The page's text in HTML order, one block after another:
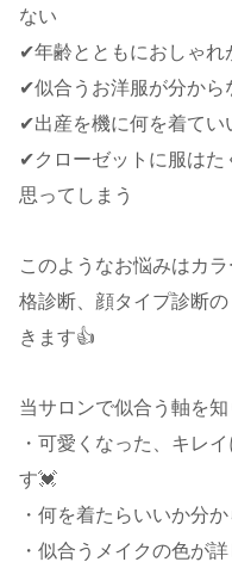
ない
✔︎年齢とともにおしゃれ
✔︎似合うお洋服が分から
✔︎出産を機に何を着てい
✔︎クローゼットに服はた
思ってしまう
このようなお悩みはカ
格診断、顔タイプ診断
きます👍
当サロンで似合う軸を
・可愛くなった、キレ
す💓
・何を着たらいいか分
・似合うメイクの色が